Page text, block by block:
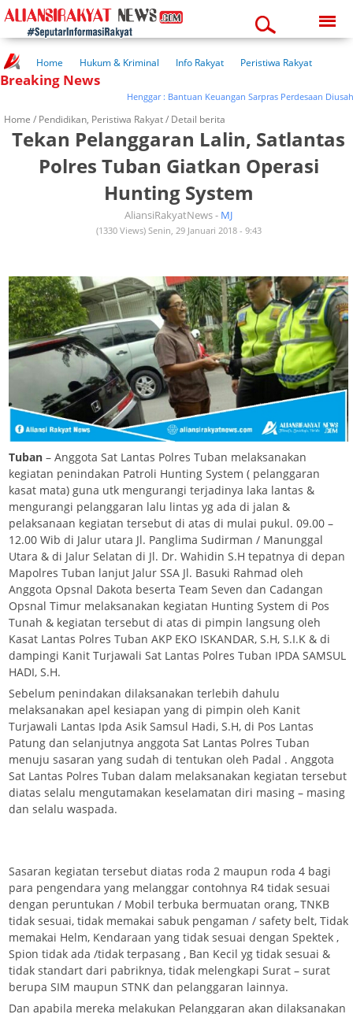
10:16:26 pm
Home Hukum & Kriminal Info Rakyat
Peristiwa Rakyat
Kuliner Rakyat
Wisata Rakyat
Kesehatan
Breaking News
Henggar : Bantuan Keuangan Sarpras Perdesaan
Home / Pendidikan, Peristiwa Rakyat/ Detail berita
Tekan Pelanggaran Lalin, Satlantas
Polres Tuban Giatkan Operasi
Hunting System
AliansiRakyatNews - MJ
(1330 Views) Senin, 29 Januari 2018 - 9:43
Tuban – Anggota Sat Lantas Polres Tuban melaksanakan
kegiatan penindakan Patroli Hunting System ( pelanggaran
kasat mata) guna utk mengurangi terjadinya laka lantas &
mengurangi pelanggaran lalu lintas yg ada di jalan &
pelaksanaan kegiatan tersebut di atas di mulai pukul. 09.00 –
12.00 Wib di Jalur utara Jl. Panglima Sudirman / Manunggal
Utara & di Jalur Selatan di Jl. Dr. Wahidin S.H tepatnya di depan
Mapolres Tuban lanjut Jalur SSA Jl. Basuki Rahmad oleh
Anggota Opsnal Dakota beserta Team Seven dan Cadangan
Opsnal Timur melaksanakan kegiatan Hunting System di Pos
Tunah & kegiatan tersebut di atas di pimpin langsung oleh
Kasat Lantas Polres Tuban AKP EKO ISKANDAR, S.H, S.I.K & di
dampingi Kanit Turjawali Sat Lantas Polres Tuban IPDA SAMSUL
HADI, S.H.
Sebelum penindakan dilaksanakan terlebih dahulu
melaksanakan apel kesiapan yang di pimpin oleh Kanit
Turjawali Lantas Ipda Asik Samsul Hadi, S.H, di Pos Lantas
Patung dan selanjutnya anggota Sat Lantas Polres Tuban
menuju sasaran yang sudah di tentukan oleh Padal . Anggota
Sat Lantas Polres Tuban dalam melaksanakan kegiatan tersebut
diatas selalu mengutamakan keselamatan diri masing – masing
dan selalu waspada.
Sasaran kegiatan tersebut diatas roda 2 maupun roda 4 bagi
para pengendara yang melanggar contohnya R4 tidak sesuai
dengan peruntukan / Mobil terbuka bermuatan orang, TNKB
tidak sesuai, tidak memakai sabuk pengaman / safety belt, Tidak
memakai Helm, Kendaraan yang tidak sesuai dengan Spektek ,
Spion tidak ada /tidak terpasang , Ban Kecil yg tidak sesuai &
tidak standart dari pabriknya, tidak melengkapi Surat – surat
berupa SIM maupun STNK dan pelanggaran lainnya.
Dan apabila mereka melakukan Pelanggaran akan dilaksanakan